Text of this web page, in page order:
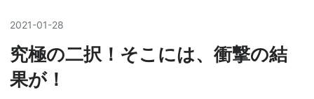
2021-01-28
究極の二択！そこには、衝撃の結
果が！